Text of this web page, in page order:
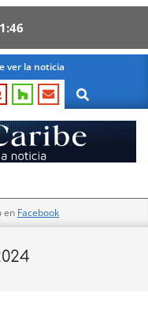
46
ver la noticia
Search
en Facebook